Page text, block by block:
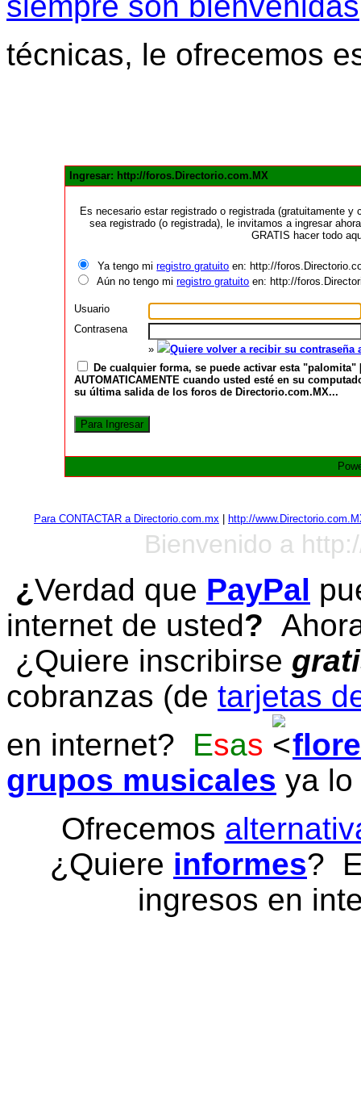
técnicas, le ofrecemos
Ingresar: http://foros.Directorio.com.MX
Es necesario estar registrado o registrada (gratuitamente
sea registrado (o registrada), le invitamos a ingresar
GRATIS hacer todo
Ya tengo miregistro gratuito en: http://
Aún no tengo miregistro gratuito en: http://
Usuario
Contrasena
»
Quiere volver a recibir su
De cualquier forma, se puede activar esta
AUTOMATICAMENTE cuando usted esté en su
su última salida de los foros de Directorio.com.MX...
Para CONTACTAR a Directorio.com.mx http://
Bienvenido a
¿Verdad que PayPal
internet de usted?
¿Quiere inscribirse
cobranzas (de tarjetas
en internet? Esas
grupos musicales ya
Ofrecemos
¿Quiere informes?
ingresos en